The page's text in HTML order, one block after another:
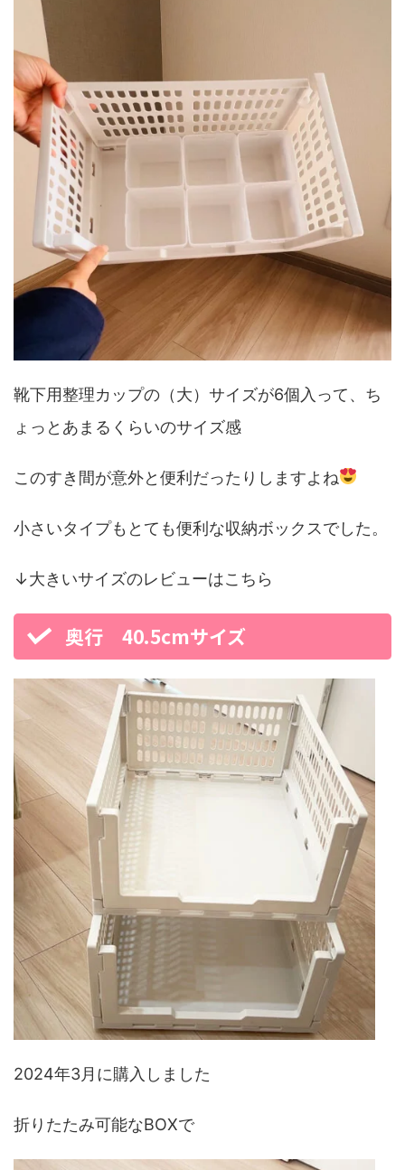
靴下用整理カップの（大）サイズが6個入って、ち
ょっとあまるくらいのサイズ感
このすき間が意外と便利だったりしますよね
小さいタイプもとても便利な収納ボックスでした。
↓大きいサイズのレビューはこちら
奥行 40.5cmサイズ
2024年3月に購入しました
折りたたみ可能なBOXで